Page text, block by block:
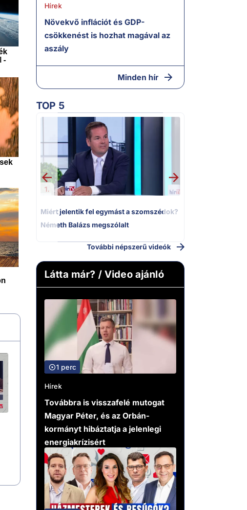
Hírek
Növekvő inflációt és GDP-
csökkenést is hozhat magával az
aszály
Minden hír
TOP 5
1.
Miért jelentik fel egymást a szomszédok?
Németh Balázs megszólalt
További népszerű videók
Látta már? / Video ajánló
1 perc
Hírek
Továbbra is visszafelé mutogat
Magyar Péter, és az Orbán-
kormányt hibáztatja a jelenlegi
energiakrízisért